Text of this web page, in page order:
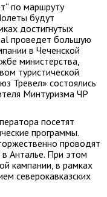
по маршруту
будут
достигнутых
проведет большую
в Чеченской
министерства,
туристической
Тревел» состоялись
Минтуризма ЧР
посетят
программы.
проводят
Анталье. При этом
кампании, в рамках
северокавказских